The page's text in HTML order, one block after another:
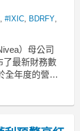
,#IXIC, BDRFY,
）母公司
了最新財務數
全年度的營運
挑戰的市場
每股盈餘4.33